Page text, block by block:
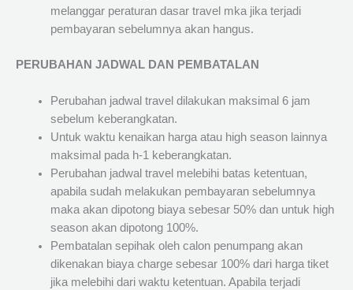
melanggar peraturan dasar travel mka jika terjadi
pembayaran sebelumnya akan hangus.
PERUBAHAN JADWAL DAN PEMBATALAN
Perubahan jadwal travel dilakukan maksimal 6 jam
sebelum keberangkatan.
Untuk waktu kenaikan harga atau high season lainnya
maksimal pada h-1 keberangkatan.
Perubahan jadwal travel melebihi batas ketentuan,
apabila sudah melakukan pembayaran sebelumnya
maka akan dipotong biaya sebesar 50% dan untuk high
season akan dipotong 100%.
Pembatalan sepihak oleh calon penumpang akan
dikenakan biaya charge sebesar 100% dari harga tiket
jika melebihi dari waktu ketentuan. Apabila terjadi